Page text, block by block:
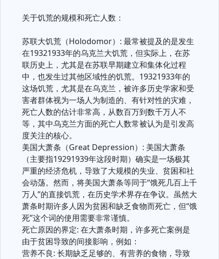
关于饥荒的规模和死亡人数：
苏联大饥荒（Holodomor）: 最常被提及的是发生
在19321933年的乌克兰大饥荒，但实际上，在苏
联历史上，尤其是在苏联早期建立和集体化过程
中，也发生过其他区域性的饥荒。19321933年的
这场饥荒，尤其是在乌克兰，被许多历史学家和受
害者群体视为一场人为制造的、有针对性的灾难，
死亡人数的估计非常高，从数百万到数千万人不
等，其中乌克兰方面的死亡人数常被认为是引发高
度关注的核心。
美国大萧条（Great Depression）: 美国大萧条
（主要指19291939年这段时期）确实是一场极其
严重的经济危机，导致了大规模的失业、贫困和社
会动荡。然而，将美国大萧条等同于“饿死几百上千
万人”的直接饥荒，在历史学术界存在争议。虽然大
萧条时期许多人因为贫困和缺乏食物而死亡，但“饿
死”这个词的使用需要非常谨慎。
死亡原因的界定: 在大萧条时期，许多死亡案例是
由于贫困导致的间接影响，例如：
营养不良: 长期缺乏足够的、有营养的食物，导致